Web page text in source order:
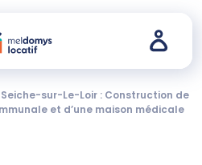
Seiche-sur-Le-Loir : Construction de
et d’une maison médicale